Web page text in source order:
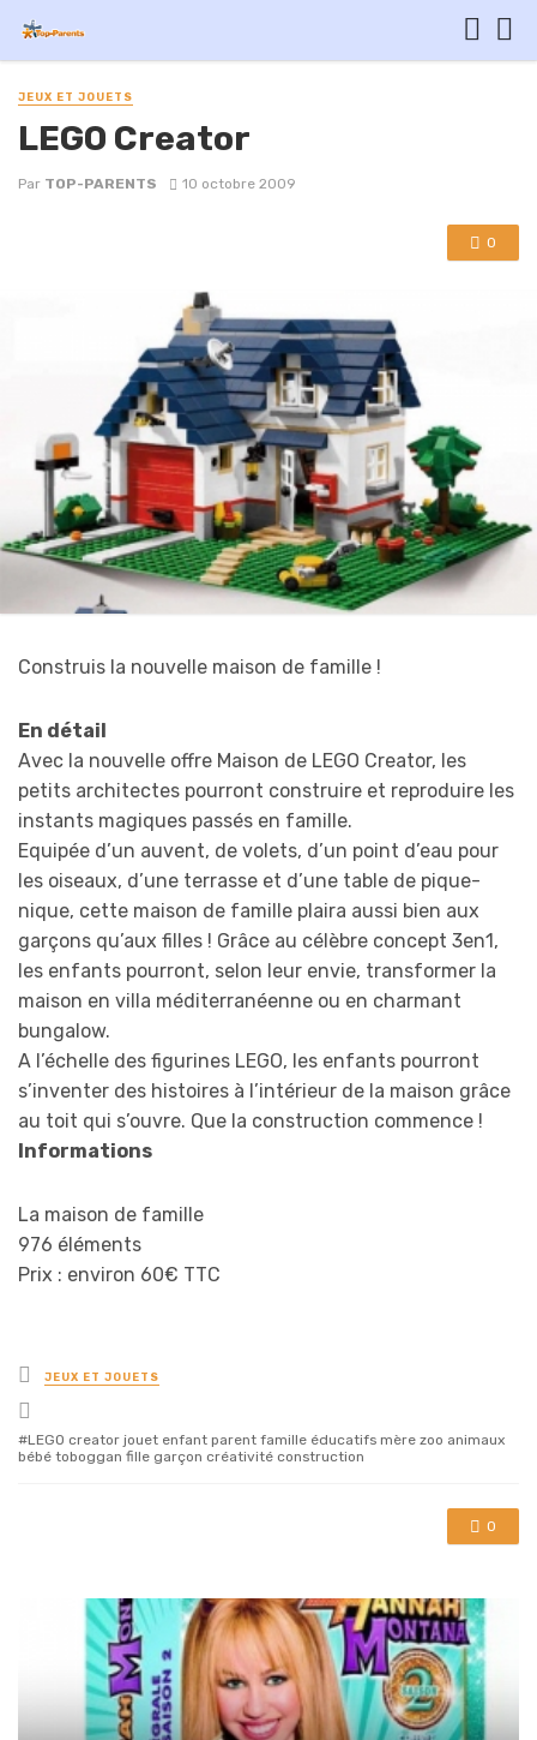
JEUX ET JOUETS
LEGO Creator
Par TOP-PARENTS 10 octobre 2009
0
Construis la nouvelle maison de famille !
En détail
Avec la nouvelle offre Maison de LEGO Creator, les
petits architectes pourront construire et reproduire les
instants magiques passés en famille.
Equipée d’un auvent, de volets, d’un point d’eau pour
les oiseaux, d’une terrasse et d’une table de pique-
nique, cette maison de famille plaira aussi bien aux
garçons qu’aux filles ! Grâce au célèbre concept 3en1,
les enfants pourront, selon leur envie, transformer la
maison en villa méditerranéenne ou en charmant
bungalow.
A l’échelle des figurines LEGO, les enfants pourront
s’inventer des histoires à l’intérieur de la maison grâce
au toit qui s’ouvre. Que la construction commence !
Informations
La maison de famille
976 éléments
Prix : environ 60€ TTC
Posted
in
JEUX ET JOUETS
with
LEGO creator jouet enfant parent famille éducatifs mère zoo animaux
bébé toboggan fille garçon créativité construction
0